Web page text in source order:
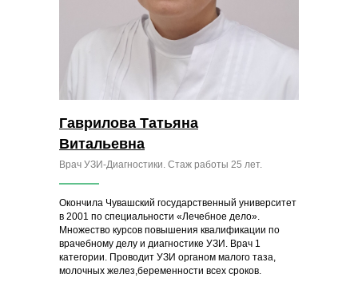
Окончила Чувашский государственный университет
в 2001 по специальности «Лечебное дело».
Множество курсов повышения квалификации по
врачебному делу и диагностике УЗИ. Врач 1
категории. Проводит УЗИ органом малого таза,
молочных желез,беременности всех сроков.
Врач УЗИ-Диагностики. Стаж работы 25 лет.
Гаврилова Татьяна
Витальевна